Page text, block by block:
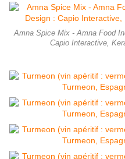
Amna Spice Mix - Amna Food
Capio Interactive,